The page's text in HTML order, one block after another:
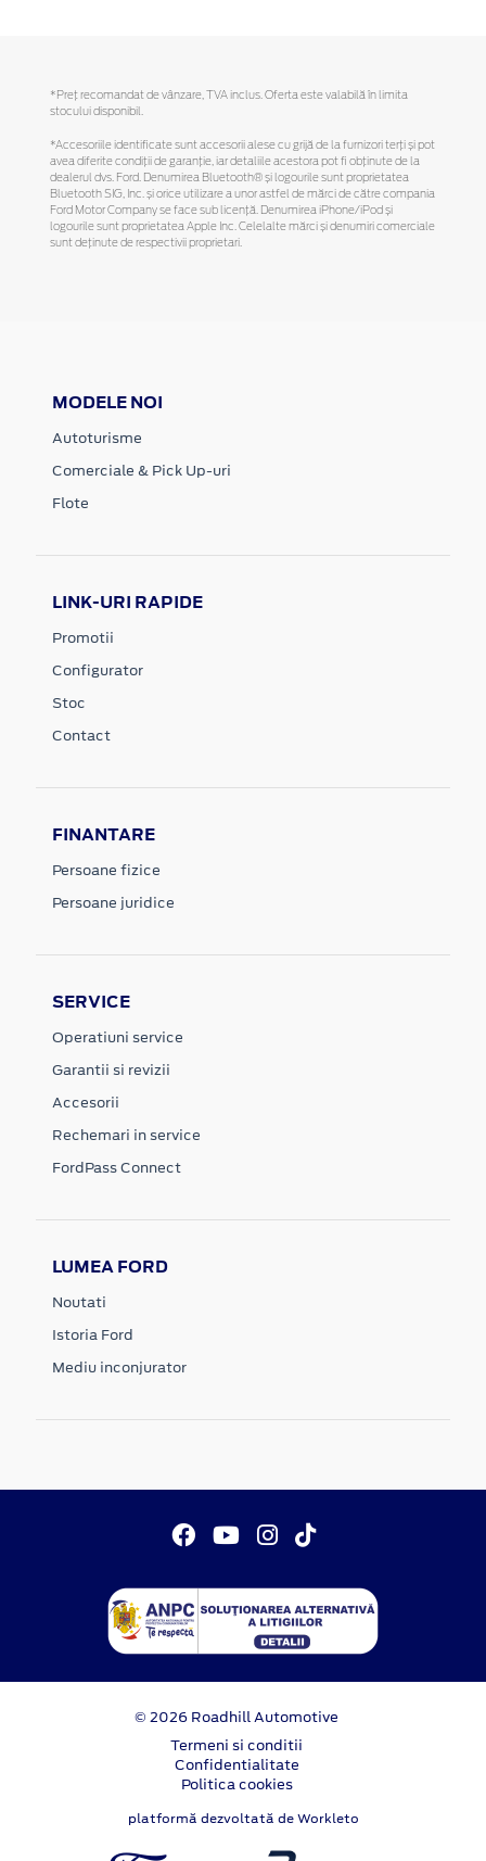
*Preţ recomandat de vânzare, TVA inclus. Oferta este valabilă în limita
stocului disponibil.
*Accesoriile identificate sunt accesorii alese cu grijă de la furnizori terți și pot
avea diferite condiții de garanție, iar detaliile acestora pot fi obținute de la
dealerul dvs. Ford. Denumirea Bluetooth® și logourile sunt proprietatea
Bluetooth SIG, Inc. și orice utilizare a unor astfel de mărci de către compania
Ford Motor Company se face sub licență. Denumirea iPhone/iPod și
logourile sunt proprietatea Apple Inc. Celelalte mărci și denumiri comerciale
sunt deținute de respectivii proprietari.
MODELE NOI
Autoturisme
Comerciale & Pick Up-uri
Flote
LINK-URI RAPIDE
Promotii
Configurator
Stoc
Contact
FINANTARE
Persoane fizice
Persoane juridice
SERVICE
Operatiuni service
Garantii si revizii
Accesorii
Rechemari in service
FordPass Connect
LUMEA FORD
Noutati
Istoria Ford
Mediu inconjurator
© 2026 Roadhill Automotive
Termeni si conditii
Confidentialitate
Politica cookies
platformă dezvoltată de Workleto